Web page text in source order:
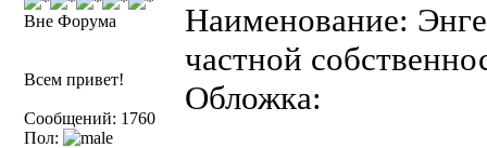
Вне Форума
Всем привет!
Сообщений: 1760
Пол:
Наименование:
частной
Обложка: